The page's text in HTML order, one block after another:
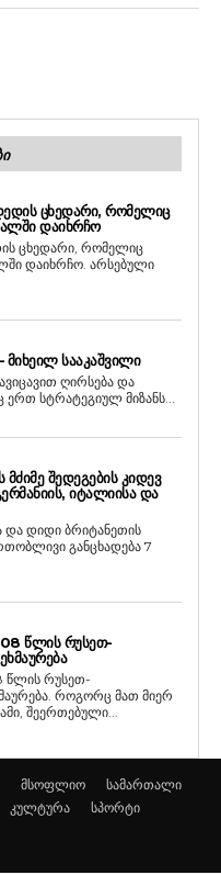
ᲪᲮᲔᲓᲐᲠᲘ, ᲠᲝᲛᲔᲚᲘᲪ
ᲓᲐᲘᲮᲠᲩᲝ
ცხედარი, რომელიც
დაიხრჩო. არსებული
ᲛᲘᲮᲔᲘᲚ ᲡᲐᲐᲙᲐᲨᲕᲘᲚᲘ
ღირსება და
სტრატეგიულ მიზანს...
ᲨᲔᲓᲔᲒᲔᲑᲘᲡ ᲙᲘᲓᲔᲕ
ᲘᲢᲐᲚᲘᲘᲡᲐ ᲓᲐ
და დიდი ბრიტანეთის
განცხადება 7
ᲬᲚᲘᲡ ᲠᲣᲡᲔᲗ-
წლის რუსეთ-
მათ მიერ
შეერთებული...
მსოფლიო
სამართალი
კულტურა სპორტი